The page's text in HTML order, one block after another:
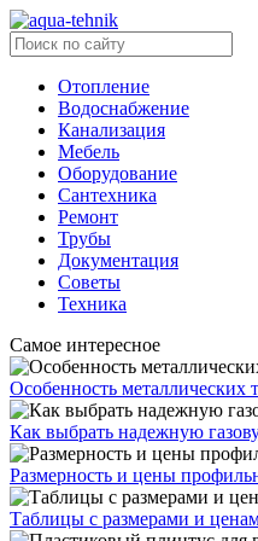
Отопление
Водоснабжение
Канализация
Мебель
Оборудование
Сантехника
Ремонт
Трубы
Документация
Советы
Техника
Самое интересное
Особенность металлических
Как выбрать надежную
Размерность и цены
Таблицы с размерами и